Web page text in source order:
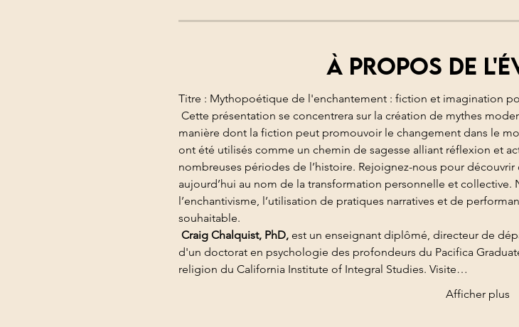
À propos de
Titre : Mythopoétique de l'enchantement : fiction et imagination
manière dont la fiction peut promouvoir le changement dans le
ont été utilisés comme un chemin de sagesse alliant réflexion et
nombreuses périodes de l’histoire. Rejoignez-nous pour
aujourd’hui au nom de la transformation personnelle et
l’enchantivisme, l’utilisation de pratiques narratives et de
souhaitable.
Craig Chalquist, PhD, est un enseignant diplômé, directeur de
d'un doctorat en psychologie des profondeurs du Pacifica
religion du California Institute of Integral Studies. Visite…
Afficher plus